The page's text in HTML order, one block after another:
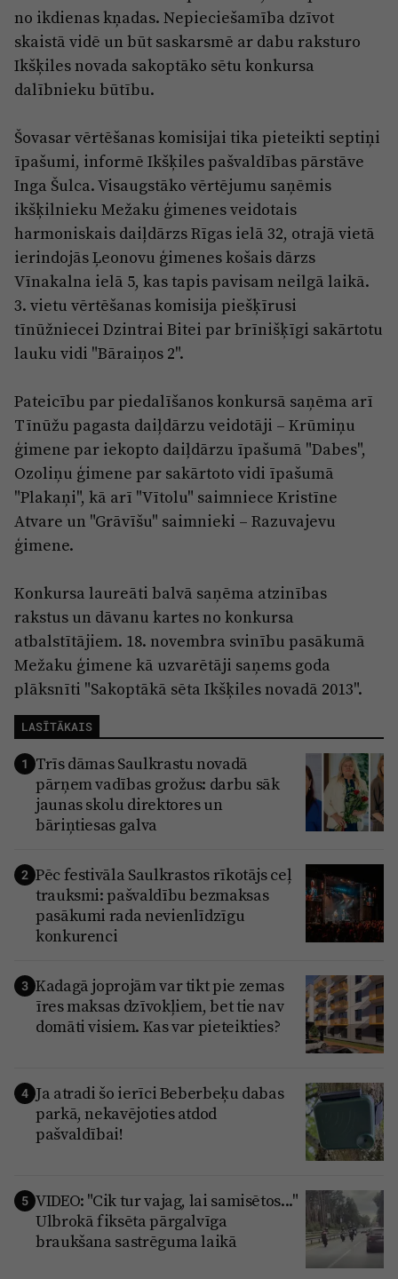
Salaspils
Saulkrasti
Sigulda
Kodols
Kontakti
Privātuma politika
Ētikas kodekss
Lietošanas noteikumi
Pārredzamības paziņojumi
Sludinājumi
no ikdienas kņadas. Nepieciešamība dzīvot
skaistā vidē un būt saskarsmē ar dabu raksturo
Ikšķiles novada sakoptāko sētu konkursa
dalībnieku būtību.
Šovasar vērtēšanas komisijai tika pieteikti septiņi
īpašumi, informē Ikšķiles pašvaldības pārstāve
Inga Šulca. Visaugstāko vērtējumu saņēmis
ikšķilnieku Mežaku ģimenes veidotais
harmoniskais daiļdārzs Rīgas ielā 32, otrajā vietā
ierindojās Ļeonovu ģimenes košais dārzs
Vīnakalna ielā 5, kas tapis pavisam neilgā laikā.
3. vietu vērtēšanas komisija piešķīrusi
tīnūžniecei Dzintrai Bitei par brīnišķīgi sakārtotu
lauku vidi "Bāraiņos 2".
Pateicību par piedalīšanos konkursā saņēma arī
Tīnūžu pagasta daiļdārzu veidotāji – Krūmiņu
ģimene par iekopto daiļdārzu īpašumā "Dabes",
Ozoliņu ģimene par sakārtoto vidi īpašumā
"Plakaņi", kā arī "Vītolu" saimniece Kristīne
Atvare un "Grāvīšu" saimnieki – Razuvajevu
ģimene.
Konkursa laureāti balvā saņēma atzinības
rakstus un dāvanu kartes no konkursa
atbalstītājiem. 18. novembra svinību pasākumā
Mežaku ģimene kā uzvarētāji saņems goda
plāksnīti "Sakoptākā sēta Ikšķiles novadā 2013".
LASĪTĀKAIS
1 Trīs dāmas Saulkrastu novadā
pārņem vadības grožus: darbu sāk
jaunas skolu direktores un
bāriņtiesas galva
2 Pēc festivāla Saulkrastos rīkotājs ceļ
trauksmi: pašvaldību bezmaksas
pasākumi rada nevienlīdzīgu
konkurenci
3 Kadagā joprojām var tikt pie zemas
īres maksas dzīvokļiem, bet tie nav
domāti visiem. Kas var pieteikties?
4 Ja atradi šo ierīci Beberbeķu dabas
parkā, nekavējoties atdod
pašvaldībai!
5 VIDEO: "Cik tur vajag, lai samisētos..."
Ulbrokā fiksēta pārgalvīga
braukšana sastrēguma laikā